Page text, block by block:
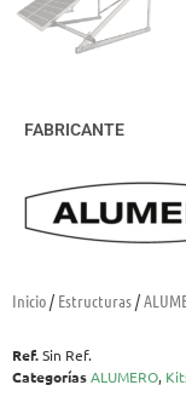
Inicio/ Estructuras/
Ref.Sin Ref.
CategoríasALUMERO,
FABRICANTE